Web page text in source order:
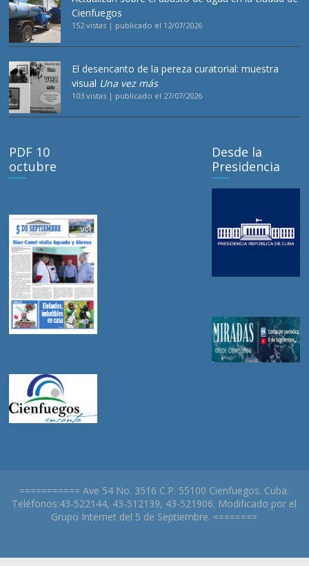
Cienfuegos
152 vistas | publicado el 12/07/2026
El desencanto de la pereza curatorial: muestra
visual Una vez más
103 vistas | publicado el 27/07/2026
PDF 10
octubre
Desde la
Presidencia
=========== Ave 54 No. 3516 C.P. 55100 Cienfuegos. Cuba.
Teléfonos:43-522144, 43-512139, 43-521906. Modificado por el
Grupo Internet del 5 de Septiembre. ========